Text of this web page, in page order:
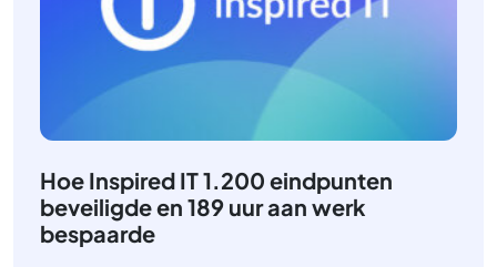
Hoe Inspired IT 1.200 eindpunten
beveiligde en 189 uur aan werk
bespaarde